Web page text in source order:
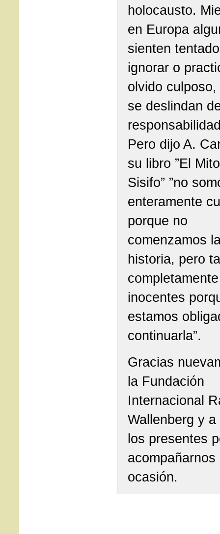
holocausto.
en Europa
sienten
ignorar o
olvido
se deslindan
Pero dijo A.
su libro ”El
Sisifo” ”no
enteramente
porque no
comenzamos
historia, pero
completamente
inocentes
estamos
continuarla”.
Gracias
la Fundación
Internacional
Wallenberg y
los presentes
ocasión.